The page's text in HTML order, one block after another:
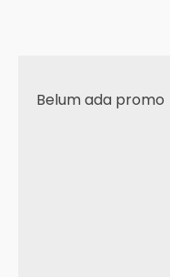
Belum ada promo